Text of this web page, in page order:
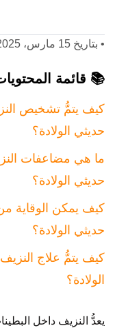
• بتاريخ 15 مارس، 2025
📚 قائمة
كيف يتمُّ تشخيص
حديثي الولادة؟
ما هي مضاعفات
حديثي الولادة؟
كيف يمكن الوقاية
حديثي الولادة؟
كيف يتمُّ علاج
الولادة؟